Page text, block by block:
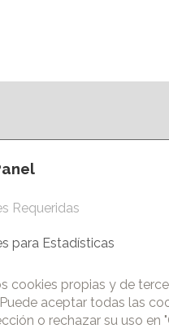
e Industria de Ciudad
Prohibida la
de esta web.
Requeridas
para Estadísticas
cookies propias y de
aceptar todas las
o rechazar su uso en